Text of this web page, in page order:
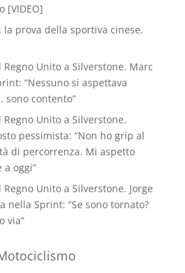
[VIDEO]
la prova della sportiva cinese.
Regno Unito a Silverstone. Marc
“Nessuno si aspettava
sono contento”
Regno Unito a Silverstone.
pessimista: “Non ho grip al
di percorrenza. Mi aspetto
oggi”
Regno Unito a Silverstone. Jorge
nella Sprint: “Se sono tornato?
via”